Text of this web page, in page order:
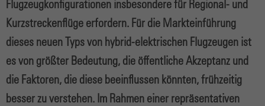
Flugzeugkonfigurationen insbesondere für Regional- und
Kurzstreckenflüge erfordern. Für die Markteinführung
dieses neuen Typs von hybrid-elektrischen Flugzeugen ist
es von größter Bedeutung, die öffentliche Akzeptanz und
die Faktoren, die diese beeinflussen könnten, frühzeitig
besser zu verstehen. Im Rahmen einer repräsentativen